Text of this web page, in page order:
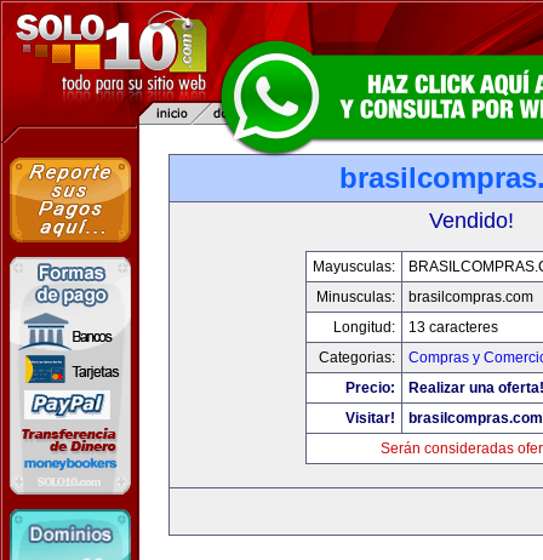
Vendido!
Mayusculas:
Minusculas:
brasilcompras.com
Longitud:
13 caracteres
Categorias:
Compras y
Precio:
Realizar una oferta!
Visitar!
brasilcompras.com
Serán consideradas